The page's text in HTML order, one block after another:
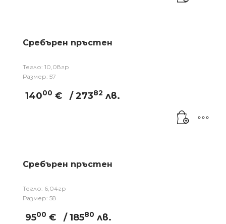
Сребърен пръстен
Тегло: 10,08гр
Размер: 57
14000 € / 27382 лв.
Сребърен пръстен
Тегло: 6,04гр
Размер: 58
9500 € / 18580 лв.